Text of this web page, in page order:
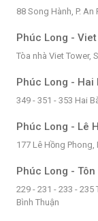
88 Song Hành, P. An
Phúc Long -
Tòa nhà Viet Tower,
Phúc Long - Hai
349 - 351 - 353 Hai
Phúc Long - Lê
177 Lê Hồng Phong,
Phúc Long -
229 - 231 - 233 - 235
Bình Thuận